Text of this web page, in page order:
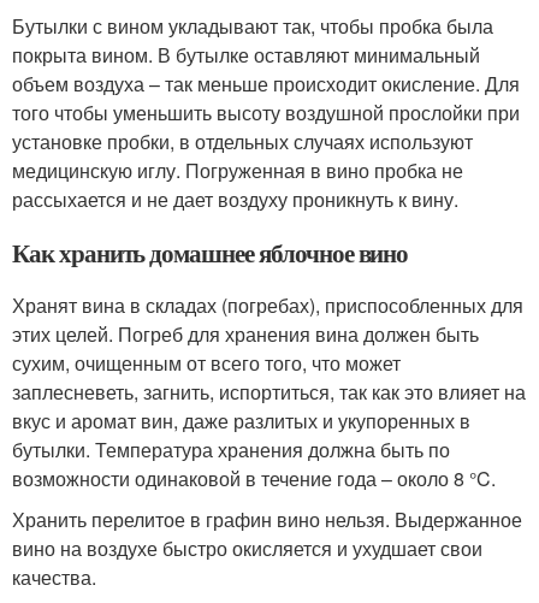
Бутылки с вином укладывают так, чтобы пробка была
покрыта вином. В бутылке оставляют минимальный
объем воздуха – так меньше происходит окисление. Для
того чтобы уменьшить высоту воздушной прослойки при
установке пробки, в отдельных случаях используют
медицинскую иглу. Погруженная в вино пробка не
рассыхается и не дает воздуху проникнуть к вину.
Как хранить домашнее яблочное вино
Хранят вина в складах (погребах), приспособленных для
этих целей. Погреб для хранения вина должен быть
сухим, очищенным от всего того, что может
заплесневеть, загнить, испортиться, так как это влияет на
вкус и аромат вин, даже разлитых и укупоренных в
бутылки. Температура хранения должна быть по
возможности одинаковой в течение года – около 8 °C.
Хранить перелитое в графин вино нельзя. Выдержанное
вино на воздухе быстро окисляется и ухудшает свои
качества.